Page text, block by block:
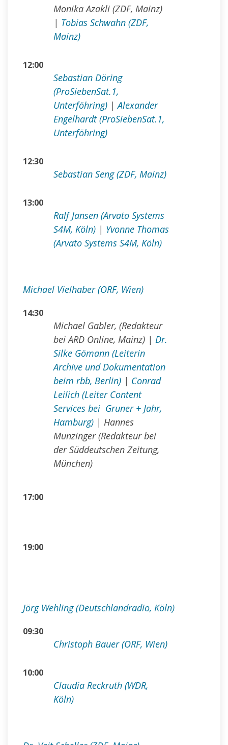
Monika Azakli (ZDF, Mainz)
| Tobias Schwahn (ZDF,
Mainz)
12:00
Sebastian Döring
(ProSiebenSat.1,
Unterföhring) | Alexander
Engelhardt (ProSiebenSat.1,
Unterföhring)
12:30
Sebastian Seng (ZDF, Mainz)
13:00
Ralf Jansen (Arvato Systems
S4M, Köln) | Yvonne Thomas
(Arvato Systems S4M, Köln)
Michael Vielhaber (ORF, Wien)
14:30
Michael Gabler, (Redakteur
bei ARD Online, Mainz) | Dr.
Silke Gömann (Leiterin
Archive und Dokumen­tation
beim rbb, Berlin) | Conrad
Leilich (Leiter Content
Services bei Gruner + Jahr,
Hamburg) | Hannes
Munzinger (Redakteur bei
der Süddeutschen Zeitung,
München)
17:00
19:00
Jörg Wehling (Deutschlandradio, Köln)
09:30
Christoph Bauer (ORF, Wien)
10:00
Claudia Reckruth (WDR,
Köln)